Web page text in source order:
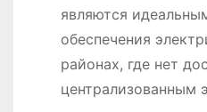
являются
обеспечения
районах, где нет
централизованным